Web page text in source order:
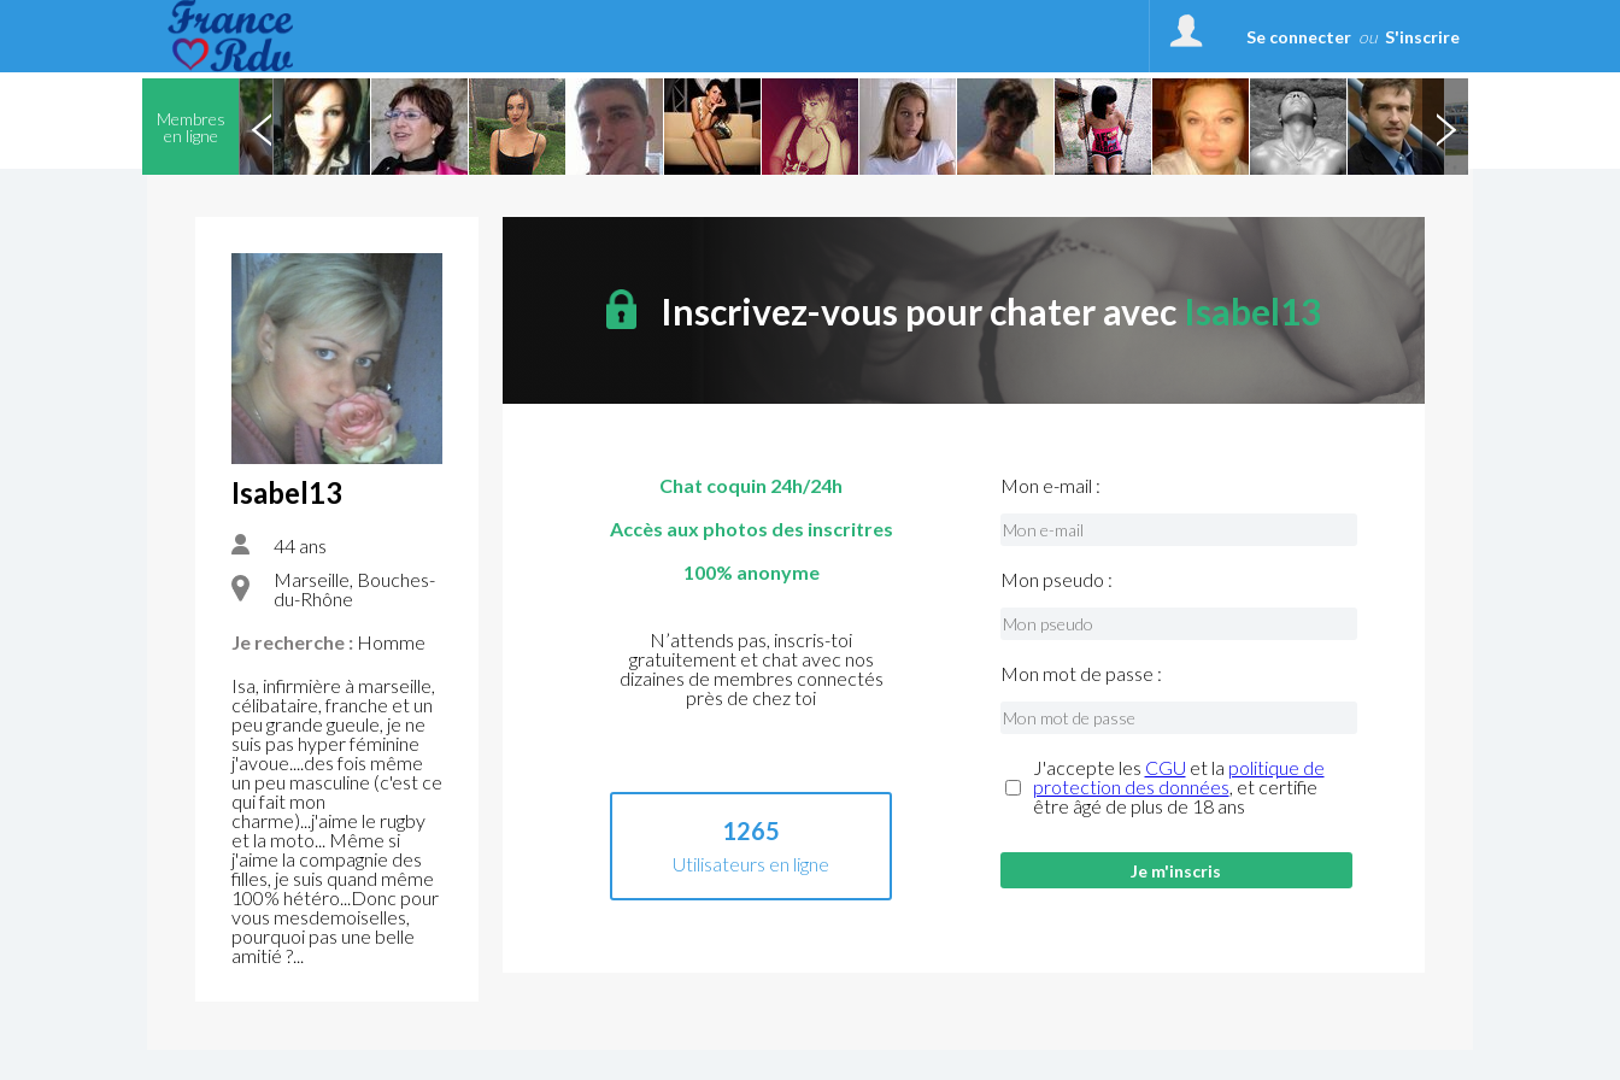
Se connecter ou S'inscrire
Membres
en ligne
Isabel13
44 ans
Marseille, Bouches-
du-Rhône
Je recherche : Homme
Isa, infirmière à marseille,
célibataire, franche et un
peu grande gueule, je ne
suis pas hyper féminine
j'avoue....des fois même
un peu masculine (c'est ce
qui fait mon
charme)...j'aime le rugby
et la moto... Même si
j'aime la compagnie des
filles, je suis quand même
100% hétéro...Donc pour
vous mesdemoiselles,
pourquoi pas une belle
amitié ?...
Inscrivez-vous pour chater avec Isabel13
Chat coquin 24h/24h
Accès aux photos des inscritres
100% anonyme
N’attends pas, inscris-toi
gratuitement et chat avec nos
dizaines de membres connectés
près de chez toi
1265
Utilisateurs en ligne
Mon e-mail :
Mon pseudo :
Mon mot de passe :
J'accepte les CGU et la politique de
protection des données, et certifie
être âgé de plus de 18 ans